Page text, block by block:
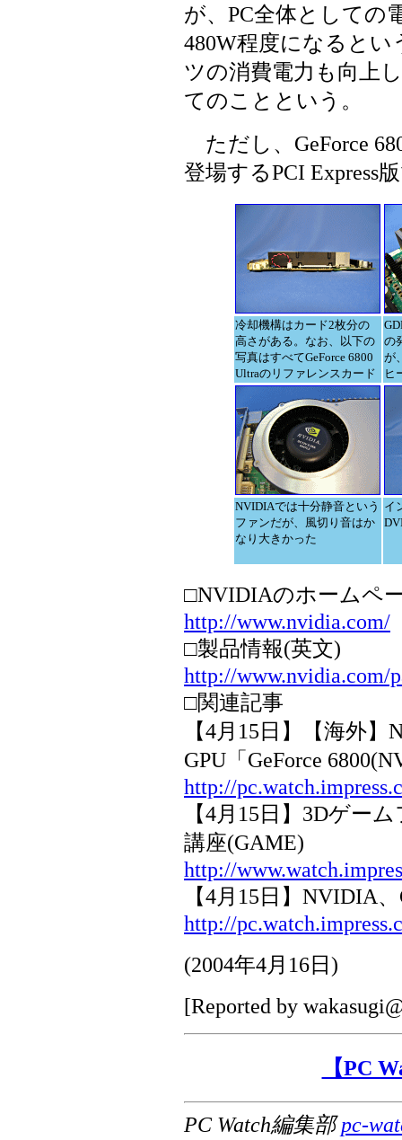
が、PC全体としての
480W程度になるとい
ツの消費電力も向上
てのことという。
ただし、GeForce
登場するPCI Express
冷却機構はカード2枚分の
高さがある。なお、以下の
写真はすべてGeForce 6800
Ultraのリファレンスカード
の
が
ヒ
NVIDIAでは十分静音という
ファンだが、風切り音はか
なり大きかった
イ
□NVIDIAのホームペ
http://www.nvidia.com/
□製品情報(英文)
http://www.nvidia.com/
□関連記事
【4月15日】【海外
GPU「GeForce
http://
【4月15日】3Dゲー
講座(GAME)
http://
【4月15日】NVIDIA
http://
(2004年4月16日)
[Reported by
【PC
PC Watch編集部pc-